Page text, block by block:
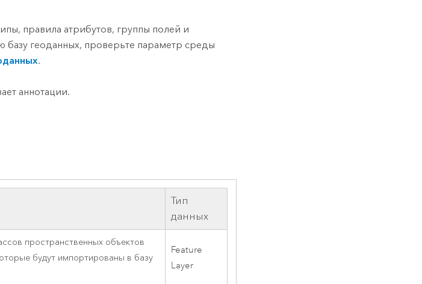
правила атрибутов, группы полей и
базу геоданных, проверьте параметр среды
.
аннотации.
Тип
данных
пространственных объектов
будут импортированы в базу
Feature
Layer